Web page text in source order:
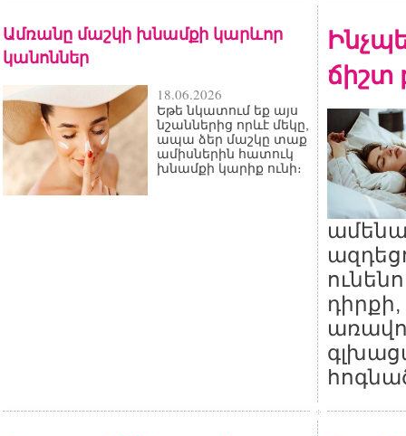
Ամռանը մաշկի խնամքի կարևոր
կանոններ
18.06.2026
Եթե նկատում եք այս
նշաններից որևէ մեկը,
ապա ձեր մաշկը տաք
ամիսներին հատուկ
խնամքի կարիք ունի։
ճիշտ